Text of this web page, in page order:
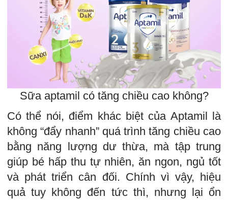
Sữa aptamil có tăng chiều cao không?
Có thể nói, điểm khác biệt của Aptamil là
không “đẩy nhanh” quá trình tăng chiều cao
bằng năng lượng dư thừa, mà tập trung
giúp bé hấp thu tự nhiên, ăn ngon, ngủ tốt
và phát triển cân đối. Chính vì vậy, hiệu
quả tuy không đến tức thì, nhưng lại ổn